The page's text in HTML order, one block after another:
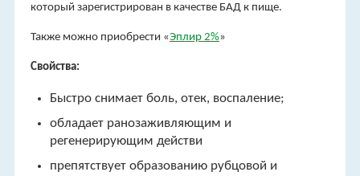
который зарегистрирован в качестве БАД к пище.
Также можно приобрести «Эплир 2%»
Свойства:
Быстро снимает боль, отек, воспаление;
обладает ранозаживляющим и
регенерирующим действи
препятствует образованию рубцовой и